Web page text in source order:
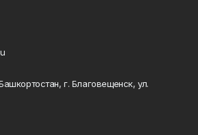
г. Благовещенск, ул.